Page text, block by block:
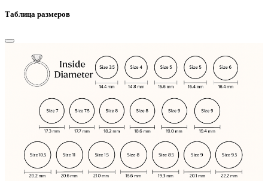
Таблица размеров